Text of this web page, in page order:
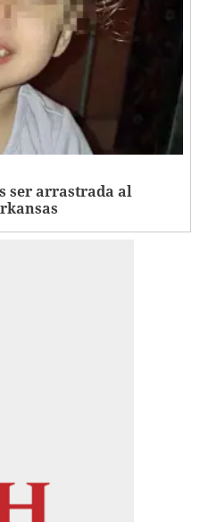
ser arrastrada al